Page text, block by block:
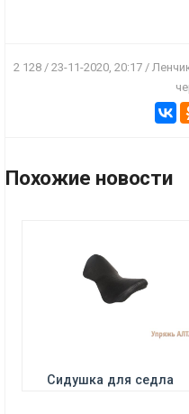
2 128 / 23-11-2020, 20:17 /
Похожие новости
Сидушка для седла
15500